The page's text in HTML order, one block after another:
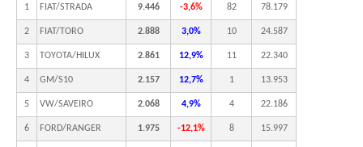
1 FIAT/STRADA 9.446 -3,6% 82 78.179
2 FIAT/TORO 2.888 3,0% 10 24.587
3 TOYOTA/HILUX 2.861 12,9% 11 22.340
4 GM/S10 2.157 12,7% 1 13.953
5 VW/SAVEIRO 2.068 4,9% 4 22.186
6 FORD/RANGER 1.975 -12,1% 8 15.997